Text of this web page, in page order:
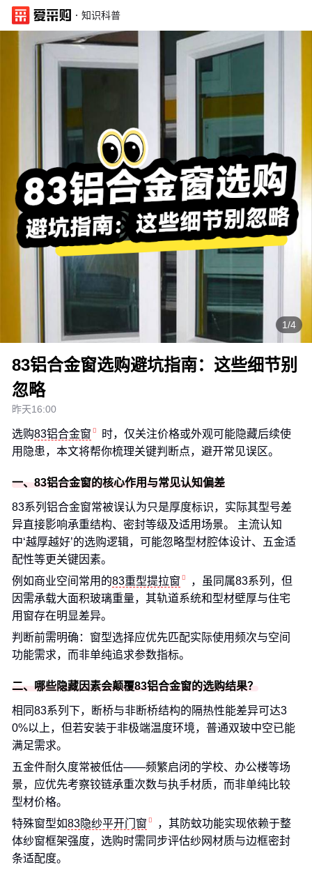
· 知识科普
1/4
83铝合金窗选购避坑指南：这些细节别
忽略
昨天16:00
选购83铝合金窗
时，仅关注价格或外观可能隐藏后续使
用隐患，本文将帮你梳理关键判断点，避开常见误区。
一、83铝合金窗的核心作用与常见认知偏差
83系列铝合金窗常被误认为只是厚度标识，实际其型号差
异直接影响承重结构、密封等级及适用场景。 主流认知
中‘越厚越好’的选购逻辑，可能忽略型材腔体设计、五金适
配性等更关键因素。
例如商业空间常用的83重型提拉窗
，虽同属83系列，但
因需承载大面积玻璃重量，其轨道系统和型材壁厚与住宅
用窗存在明显差异。
判断前需明确：窗型选择应优先匹配实际使用频次与空间
功能需求，而非单纯追求参数指标。
二、哪些隐藏因素会颠覆83铝合金窗的选购结果？
相同83系列下，断桥与非断桥结构的隔热性能差异可达3
0%以上，但若安装于非极端温度环境，普通双玻中空已能
满足需求。
五金件耐久度常被低估——频繁启闭的学校、办公楼等场
景，应优先考察铰链承重次数与执手材质，而非单纯比较
型材价格。
特殊窗型如83隐纱平开门窗
，其防蚊功能实现依赖于整
体纱窗框架强度，选购时需同步评估纱网材质与边框密封
条适配度。